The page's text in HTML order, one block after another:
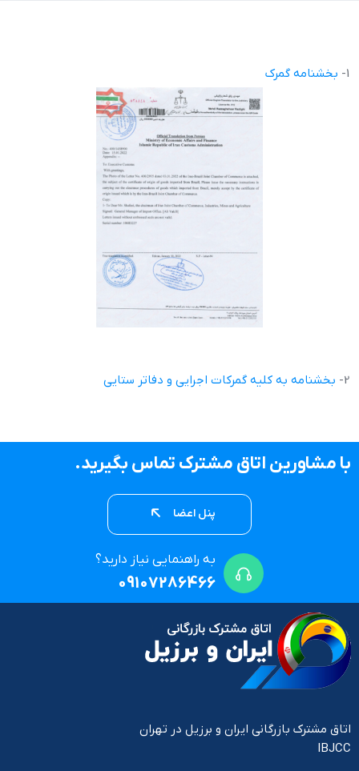
1- بخشنامه گمرک
2- بخشنامه به کليه گمرکات اجرايي و دفاتر ستايي
با مشاورین اتاق مشترک تماس بگیرید.
پنل اعضا
به راهنمایی نیاز دارید؟
09107286466
اتاق مشترک بازرگانی ایران و برزیل در تهران
IBJCC